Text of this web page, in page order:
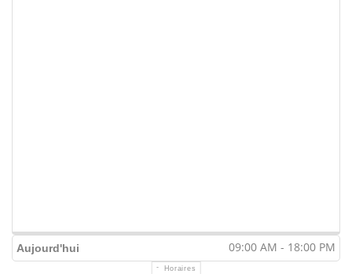
Aujourd'hui 09:00 AM - 18:00 PM
Horaires